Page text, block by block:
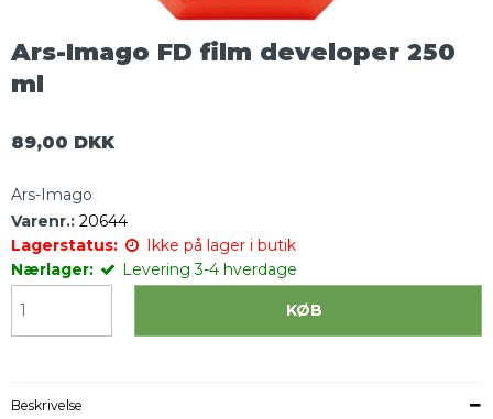
Ars-Imago FD film developer 250
ml
89,00 DKK
Ars-Imago
Varenr.: 20644
Lagerstatus:
Ikke på lager i butik
Nærlager:
Levering 3-4 hverdage
KØB
Beskrivelse